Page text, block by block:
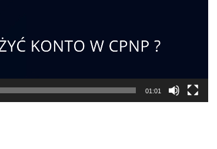
01:01